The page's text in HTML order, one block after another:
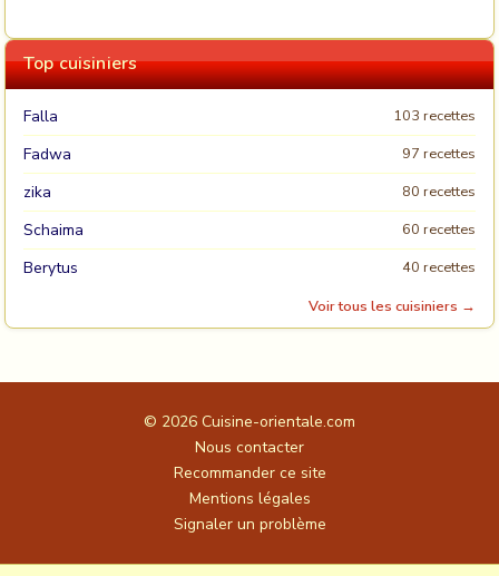
Top cuisiniers
Falla 103 recettes
Fadwa 97 recettes
zika 80 recettes
Schaima 60 recettes
Berytus
40 recettes
Voir tous les cuisiniers →
© 2026 Cuisine-orientale.com
Nous contacter
Recommander ce site
Mentions légales
Signaler un problème